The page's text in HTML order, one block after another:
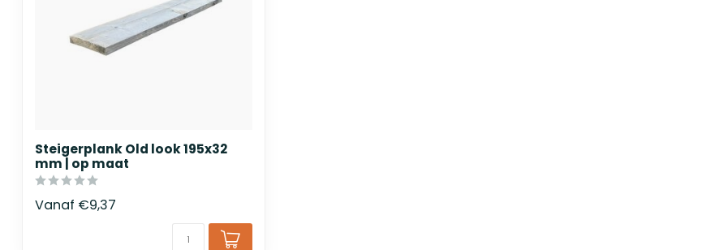
Steigerplank Old look 195x32
mm | op maat
Vanaf €9,37